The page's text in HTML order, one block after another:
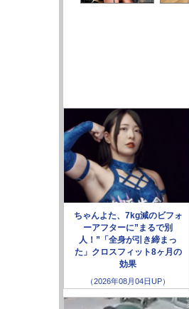
ちゃんよた、7kg減のビフォ
ーアフターに”まるで別
人！”「全身が引き締まっ
た」クロスフィット8ヶ月の
効果
（2026年08月04日UP）